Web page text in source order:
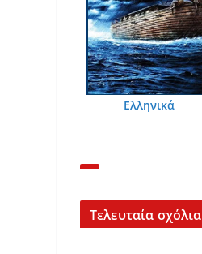
Ελληνικά
Τελευταία σχόλια